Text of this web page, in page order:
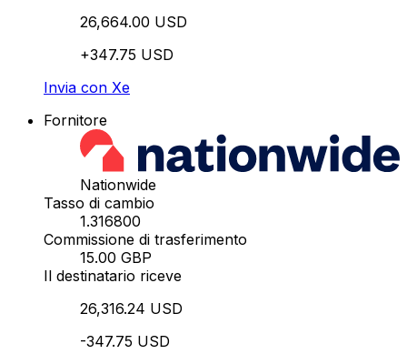
26,664.00 USD
+347.75 USD
Invia con Xe
Fornitore
Nationwide
Tasso di cambio
1.316800
Commissione di trasferimento
15.00 GBP
Il destinatario riceve
26,316.24 USD
-347.75 USD